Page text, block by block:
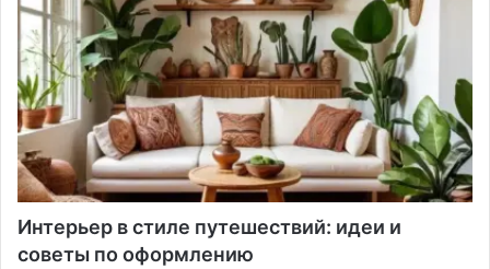
Интерьер в стиле путешествий: идеи и
советы по оформлению